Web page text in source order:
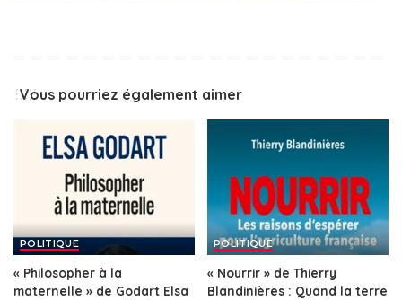
Vous pourriez également aimer
POLITIQUE
« Philosopher à la
maternelle » de Godart Elsa
POLITIQUE
« Nourrir » de Thierry
Blandinières : Quand la terre